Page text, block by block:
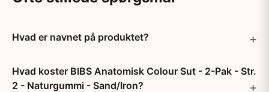
Hvad er navnet på produktet?
Hvad koster BIBS Anatomisk Colour Sut - 2-Pak - Str.
2 - Naturgummi - Sand/Iron?